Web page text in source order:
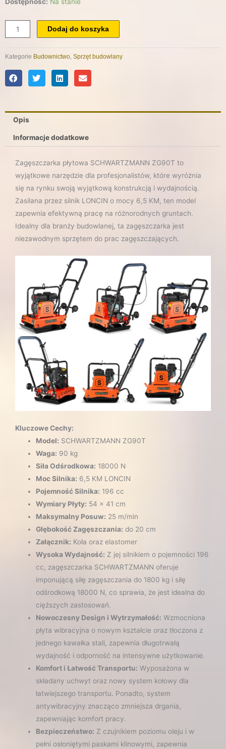
Płytowa
Gruntu
90
N
Dodaj do koszyka
Kategorie Budownictwo, Sprzęt budowlany
Opis
Informacje dodatkowe
Zagęszczarka płytowa SCHWARTZMANN ZG90T to
wyjątkowe narzędzie dla profesjonalistów, które wyróżnia
się na rynku swoją wyjątkową konstrukcją i wydajnością.
Zasilana przez silnik LONCIN o mocy 6,5 KM, ten model
zapewnia efektywną pracę na różnorodnych gruntach.
Idealny dla branży budowlanej, ta zagęszczarka jest
niezawodnym sprzętem do prac zagęszczających.
Kluczowe Cechy:
Model: SCHWARTZMANN ZG90T
Waga: 90 kg
Siła Odśrodkowa: 18000 N
Moc Silnika: 6,5 KM LONCIN
Pojemność Silnika: 196 cc
Wymiary Płyty: 54 x 41 cm
Maksymalny Posuw: 25 m/min
Głębokość Zagęszczania: do 20 cm
Załącznik: Koła oraz elastomer
Wysoka Wydajność: Z jej silnikiem o pojemności 196
cc, zagęszczarka SCHWARTZMANN oferuje
imponującą siłę zagęszczania do 1800 kg i siłę
odśrodkową 18000 N, co sprawia, że jest idealna do
cięższych zastosowań.
Nowoczesny Design i Wytrzymałość: Wzmocniona
płyta wibracyjna o nowym kształcie oraz tłoczona z
jednego kawałka stali, zapewnia długotrwałą
wydajność i odporność na intensywne użytkowanie.
Komfort i Łatwość Transportu: Wyposażona w
składany uchwyt oraz nowy system kołowy dla
łatwiejszego transportu. Ponadto, system
antywibracyjny znacząco zmniejsza drgania,
zapewniając komfort pracy.
Bezpieczeństwo: Z czujnikiem poziomu oleju i w
pełni osłoniętymi paskami klinowymi, zapewnia